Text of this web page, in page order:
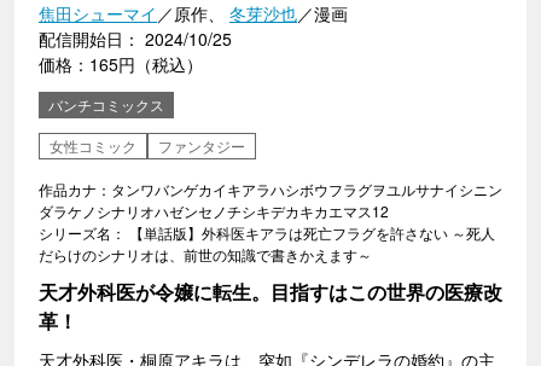
焦田シューマイ ／原作、 冬芽沙也／漫画
配信開始日： 2024/10/25
価格：165円（税込）
バンチコミックス
女性コミック
ファンタジー
作品カナ：タンワバンゲカイキアラハシボウフラグヲユルサナイシニン
ダラケノシナリオハゼンセノチシキデカキカエマス12
シリーズ名： 【単話版】外科医キアラは死亡フラグを許さない ～死人
だらけのシナリオは、前世の知識で書きかえます～
天才外科医が令嬢に転生。目指すはこの世界の医療改
革！
天才外科医・桐原アキラは、突如『シンデレラの婚約』の主